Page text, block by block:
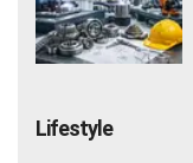
Lifestyle